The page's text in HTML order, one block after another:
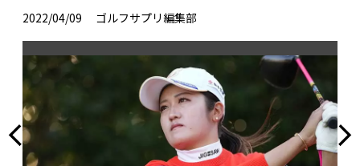
2022/04/09 ゴルフサプリ編集部